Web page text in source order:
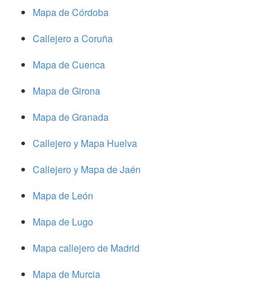
Mapa de Córdoba
Callejero a Coruña
Mapa de Cuenca
Mapa de Girona
Mapa de Granada
Callejero y Mapa Huelva
Callejero y Mapa de Jaén
Mapa de León
Mapa de Lugo
Mapa callejero de Madrid
Mapa de Murcia